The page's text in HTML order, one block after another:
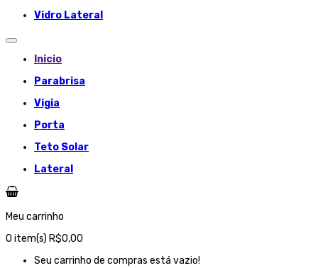
Vidro Lateral
Inicio
Parabrisa
Vigia
Porta
Teto Solar
Lateral
Meu carrinho
0 item(s) R$0,00
Seu carrinho de compras está vazio!